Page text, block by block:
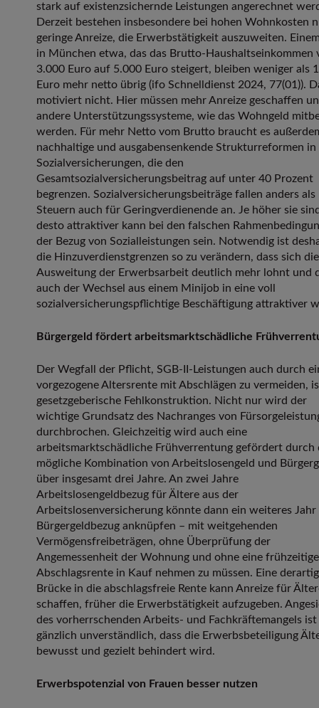
stark auf existenzsichernde Leistungen angerechnet
Derzeit bestehen insbesondere bei hohen Wohnkosten
geringe Anreize, die Erwerbstätigkeit auszuweiten.
in München etwa, das das Brutto-Haushaltseinkommen
3.000 Euro auf 5.000 Euro steigert, bleiben weniger als
Euro mehr netto übrig (ifo Schnelldienst 2024, 77(01)).
motiviert nicht. Hier müssen mehr Anreize geschaffen
andere Unterstützungssysteme, wie das Wohngeld
werden. Für mehr Netto vom Brutto braucht es
nachhaltige und ausgabensenkende Strukturreformen in
Sozialversicherungen, die den
Gesamtsozialversicherungsbeitrag auf unter 40 Prozent
begrenzen. Sozialversicherungsbeiträge fallen anders als
Steuern auch für Geringverdienende an. Je höher sie
desto attraktiver kann bei den falschen
der Bezug von Sozialleistungen sein. Notwendig ist
die Hinzuverdienstgrenzen so zu verändern, dass sich die
Ausweitung der Erwerbsarbeit deutlich mehr lohnt und
auch der Wechsel aus einem Minijob in eine voll
sozialversicherungspflichtige Beschäftigung attraktiver
Bürgergeld fördert arbeitsmarktschädliche
Der Wegfall der Pflicht, SGB-II-Leistungen auch durch
vorgezogene Altersrente mit Abschlägen zu vermeiden,
gesetzgeberische Fehlkonstruktion. Nicht nur wird der
wichtige Grundsatz des Nachranges von
durchbrochen. Gleichzeitig wird auch eine
arbeitsmarktschädliche Frühverrentung gefördert durch
mögliche Kombination von Arbeitslosengeld und
über insgesamt drei Jahre. An zwei Jahre
Arbeitslosengeldbezug für Ältere aus der
Arbeitslosenversicherung könnte dann ein weiteres Jahr
Bürgergeldbezug anknüpfen – mit weitgehenden
Vermögensfreibeträgen, ohne Überprüfung der
Angemessenheit der Wohnung und ohne eine frühzeitige
Abschlagsrente in Kauf nehmen zu müssen. Eine
Brücke in die abschlagsfreie Rente kann Anreize für
schaffen, früher die Erwerbstätigkeit aufzugeben.
des vorherrschenden Arbeits- und Fachkräftemangels ist
gänzlich unverständlich, dass die Erwerbsbeteiligung
bewusst und gezielt behindert wird.
Erwerbspotenzial von Frauen besser nutzen